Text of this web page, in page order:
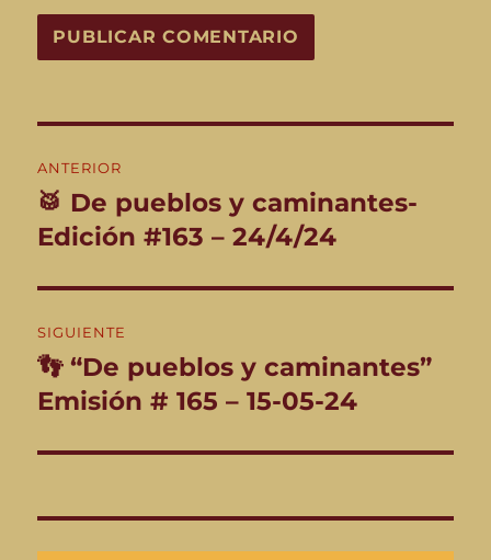
de
entradas
ANTERIOR
Entrada
anterior:
🥁 De pueblos y caminantes-
Edición #163 – 24/4/24
SIGUIENTE
Entrada
siguiente:
👣 “De pueblos y caminantes”
Emisión # 165 – 15-05-24